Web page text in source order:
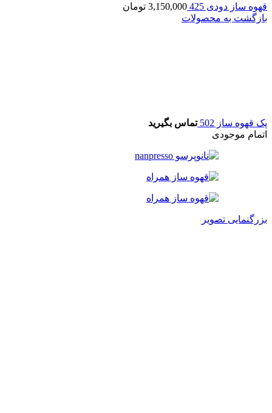
قهوه ساز دودی 425 3,150,000 تومان
بازگشت به محصولات
پک قهوه ساز 502
تماس بگیرید
اتمام موجودی
بزرگنمایی تصویر